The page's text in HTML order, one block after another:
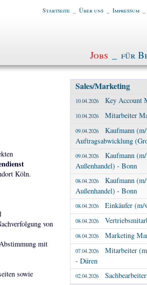
Startseite Über uns Impressum
Jobs für
Köln.
von
mit
sowie
Sales/Marketing
10.04.2026 Key Account
10.04.2026 Mitarbeiter
09.04.2026
Kaufmann
Auftragsabwicklung
09.04.2026
Kaufmann
Außenhandel) - Bonn
08.04.2026
Kaufmann
Außenhandel) - Bonn
08.04.2026 Einkäufer
08.04.2026
08.04.2026 Marketing
07.04.2026
Mitarbeiter
- Düren
02.04.2026